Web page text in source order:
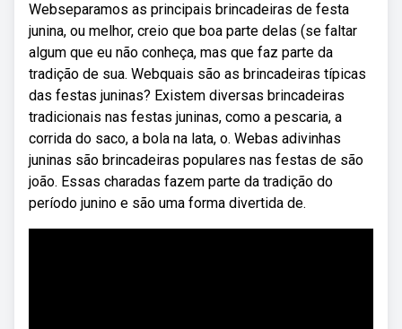
Webseparamos as principais brincadeiras de festa
junina, ou melhor, creio que boa parte delas (se faltar
algum que eu não conheça, mas que faz parte da
tradição de sua. Webquais são as brincadeiras típicas
das festas juninas? Existem diversas brincadeiras
tradicionais nas festas juninas, como a pescaria, a
corrida do saco, a bola na lata, o. Webas adivinhas
juninas são brincadeiras populares nas festas de são
joão. Essas charadas fazem parte da tradição do
período junino e são uma forma divertida de.